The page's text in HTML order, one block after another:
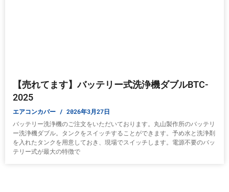
【売れてます】バッテリー式洗浄機ダブルBTC-
2025
エアコンカバー 2026年3月27日
バッテリー洗浄機のご注文をいただいております。丸山製作所のバッテリ
ー洗浄機ダブル。タンクをスイッチすることができます。予め水と洗浄剤
を入れたタンクを用意しておき、現場でスイッチします。電源不要のバッ
テリー式が最大の特徴で